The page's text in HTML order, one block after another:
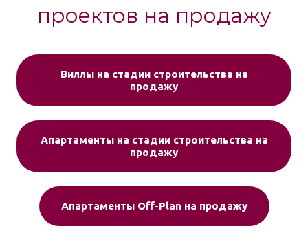
проектов на продажу
Виллы на стадии строительства на
продажу
Апартаменты на стадии строительства на
продажу
Апартаменты Off-Plan на продажу